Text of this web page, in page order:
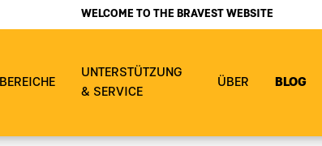
WELCOME TO THE BRAVEST WEBSITE
BEREICHE
UNTERSTÜTZUNG
& SERVICE
ÜBER BLOG